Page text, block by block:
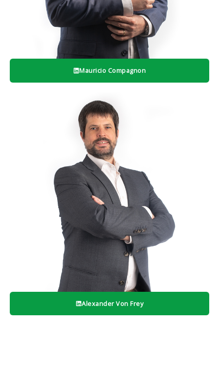
Mauricio Compagnon
Alexander Von Frey